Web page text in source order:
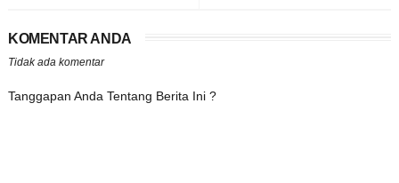
KOMENTAR ANDA
Tidak ada komentar
Tanggapan Anda Tentang Berita Ini ?